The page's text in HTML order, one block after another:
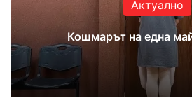
Актуално
Кошмарът на една